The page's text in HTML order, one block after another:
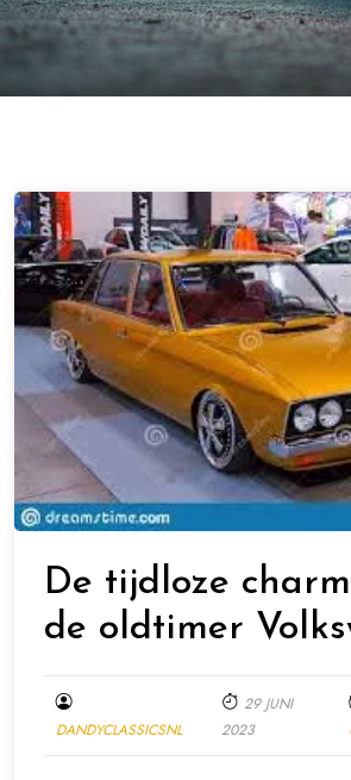
De tijdloze
de oldtimer
DANDYCLASSICSNL
29 JUNI
2023